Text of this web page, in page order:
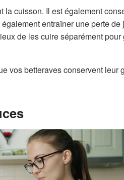
la cuisson. Il est également
entraîner une perte de
de les cuire séparément pour
vos betteraves conservent leur